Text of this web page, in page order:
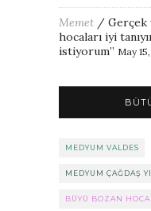
Memet / Gerçek
hocaları iyi
istiyorum” May
MEDYUM VALDES
MEDYUM ÇAĞDAŞ
BÜYÜ BOZAN